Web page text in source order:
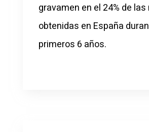
gravamen en el 24% de
obtenidas en España
primeros 6 años.